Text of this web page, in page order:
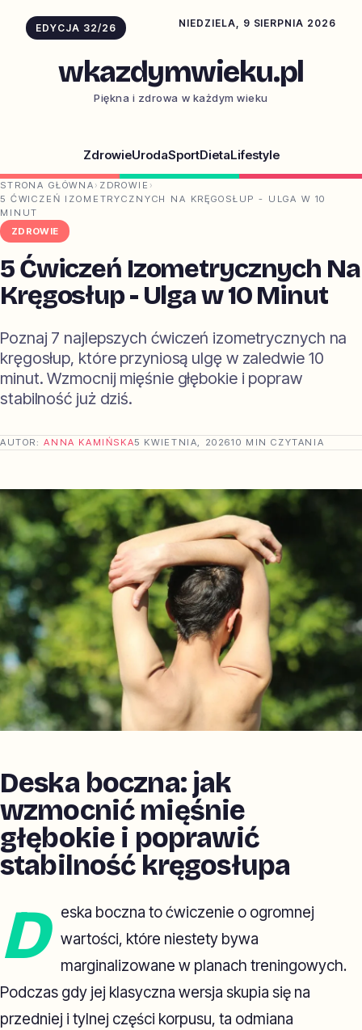
EDYCJA 32/26 NIEDZIELA, 9 SIERPNIA 2026
wkazdymwieku.pl
Piękna i zdrowa w każdym wieku
ZdrowieUrodaSportDietaLifestyle
STRONA GŁÓWNA › ZDROWIE ›
5 ĆWICZEŃ IZOMETRYCZNYCH NA KRĘGOSŁUP - ULGA W 10
MINUT
ZDROWIE
5 Ćwiczeń Izometrycznych Na
Kręgosłup - Ulga w 10 Minut
Poznaj 7 najlepszych ćwiczeń izometrycznych na
kręgosłup, które przyniosą ulgę w zaledwie 10
minut. Wzmocnij mięśnie głębokie i popraw
stabilność już dziś.
AUTOR:ANNA KAMIŃSKA5 KWIETNIA, 202610 MIN CZYTANIA
Deska boczna: jak
wzmocnić mięśnie
głębokie i poprawić
stabilność kręgosłupa
D
eska boczna to ćwiczenie o ogromnej
wartości, które niestety bywa
marginalizowane w planach treningowych.
Podczas gdy jej klasyczna wersja skupia się na
przedniej i tylnej części korpusu, ta odmiana